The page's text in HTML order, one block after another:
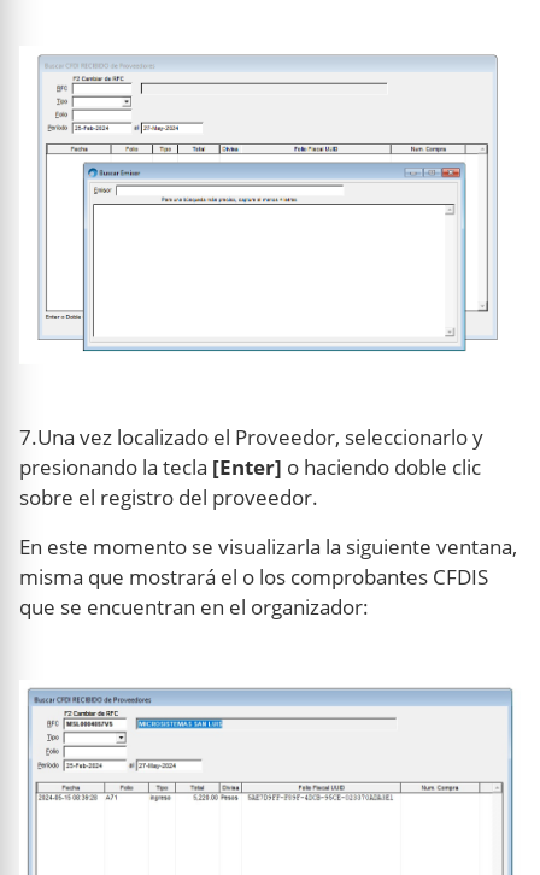
7.Una vez localizado el Proveedor, seleccionarlo y
presionando la tecla [Enter] o haciendo doble clic
sobre el registro del proveedor.
En este momento se visualizarla la siguiente ventana,
misma que mostrará el o los comprobantes CFDIS
que se encuentran en el organizador: